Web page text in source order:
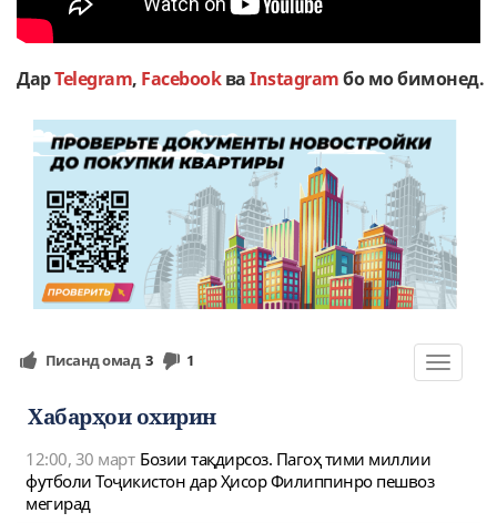
ДарTelegram, FacebookваInstagramбо мо бимонед.
Toggle
Писанд омад 3 1
Хабарҳои охирин
12:00, 30 март Бозии тақдирсоз. Пагоҳ тими миллии
футболи Тоҷикистон дар Ҳисор Филиппинро пешвоз
мегирад